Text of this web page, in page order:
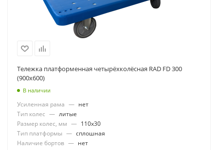
Тележка платформенная четырёхколёсная RAD FD 300
(900х600)
В наличии
Усиленная рама — нет
Тип колес — литые
Размер колес, мм — 110x30
Тип платформы — сплошная
Наличие бортов — нет